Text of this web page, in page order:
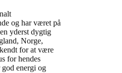
og har været på
yderst dygtig
Norge,
for at være
for hendes
god energi og